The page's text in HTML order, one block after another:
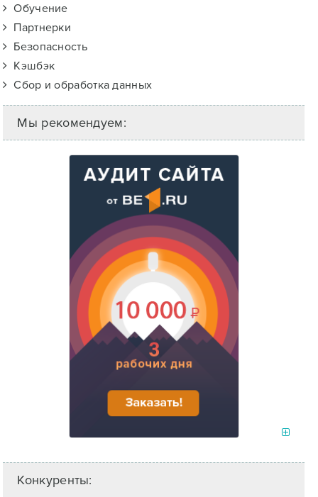
Обучение
Партнерки
Безопасность
Кэшбэк
Сбор и обработка данных
Мы рекомендуем:
Конкуренты: